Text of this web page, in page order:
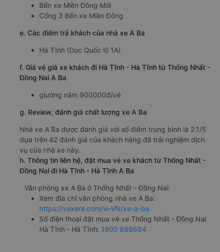
Bến xe Miền Đông Mới
Cổng 3 Bến xe Miền Đông
e. Các điểm trả khách của nhà xe A Ba
Hà Tĩnh (Dọc Quốc lộ 1A)
f. Giá vé giá xe khách đi Hà Tĩnh - Hà Tĩnh từ Thống Nhất -
Đồng Nai A Ba
giường nằm 900000đ/vé
g. Review, đánh giá chất lượng xe A Ba
Nhà xe A Ba được đánh giá với số điểm trung bình là 2.1/5
dựa trên 42 đánh giá của khách hàng đã trải nghiệm dịch
vụ của nhà xe này.
h. Thông tin liên hệ, đặt mua vé xe khách từ Thống Nhất -
Đồng Nai đi Hà Tĩnh - Hà Tĩnh A Ba
Văn phòng xe A Ba ở Thống Nhất - Đồng Nai:
Xem địa chỉ văn phòng nhà xe A Ba:
https://vexere.com/vi-VN/xe-a-ba
Số điện thoại đặt mua vé xe Thống Nhất - Đồng Nai
Hà Tĩnh - Hà Tĩnh: 1900 888684